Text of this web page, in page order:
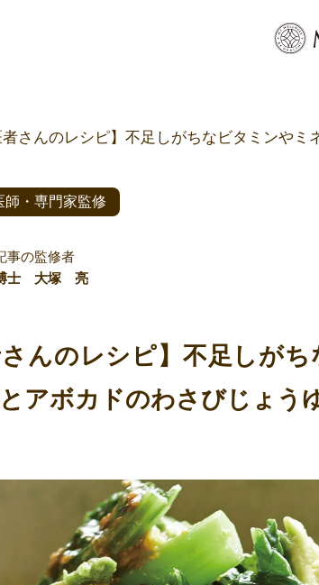
者さんのレシピ】不足しがちなビタミンや
師・専門家監修
事の監修者
士 大塚 亮
さんのレシピ】不足しが
とアボカドのわさびじょう